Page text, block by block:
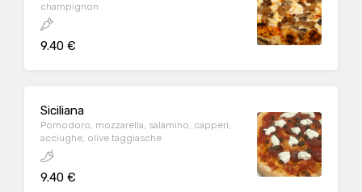
champignon
9.40 €
Siciliana
Pomodoro, mozzarella, salamino, capperi,
acciughe, olive taggiasche
9.40 €